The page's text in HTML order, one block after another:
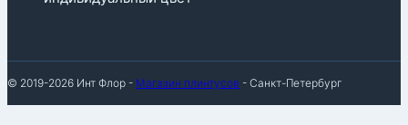
© 2019-2026 Инт Флор - Магазин плинтусов - Санкт-Петербург